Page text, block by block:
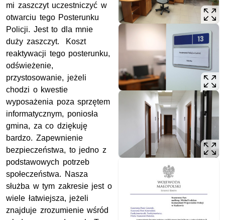
mi zaszczyt uczestniczyć w
otwarciu tego Posterunku
Policji. Jest to dla mnie
duży zaszczyt. Koszt
reaktywacji tego posterunku,
odświeżenie,
przystosowanie, jeżeli
chodzi o kwestie
wyposażenia poza sprzętem
informatycznym, poniosła
gmina, za co dziękuję
bardzo. Zapewnienie
bezpieczeństwa, to jedno z
podstawowych potrzeb
społeczeństwa. Nasza
służba w tym zakresie jest o
wiele łatwiejsza, jeżeli
znajduje zrozumienie wśród